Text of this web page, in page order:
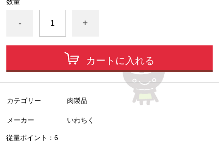
- +
カートに入れる
カテゴリー 肉製品
メーカー いわちく
従量ポイント：6